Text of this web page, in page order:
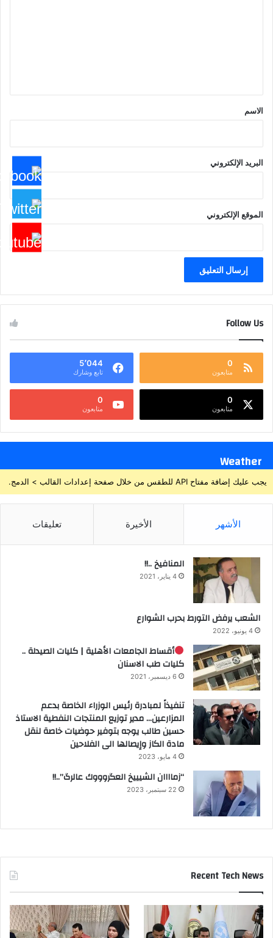
*
الاسم
البريد الإلكتروني
الموقع الإلكتروني
Follow Us
0
متابعون
5٬044
تابع وشارك
0
متابعون
0
متابعون
Weather
يجب عليك إضافة مفتاح API للطقس من خلال صفحة إعدادات القالب > الدمج.
الأشهر الأخيرة تعليقات
المنافيخ ..!!
4 يناير، 2021
الشعب يرفض التورط بحرب الشوارع
4 يونيو، 2022
أقساط الجامعات الأهلية | كليات الصيدلة ..
كليات طب الاسنان
6 ديسمبر، 2021
تنفيذاً لمبادرة رئيس الوزراء الخاصة بدعم
المزارعين… مدير توزيع المنتجات النفطية الاستاذ
حسين طالب يوجه بتوفير حوضيات خاصة لنقل
مادة الكاز وإيصالها الى الفلاحين
4 مايو، 2023
“زماااان الشيييخ العگروووك عالرگ”..!!
22 سبتمبر، 2023
Recent Tech News